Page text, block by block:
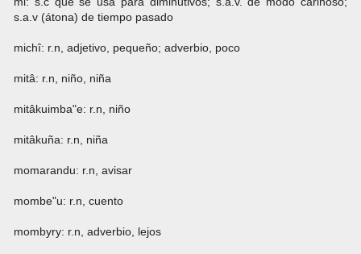
s.a.v (átona) de tiempo pasado
michî: r.n, adjetivo, pequeño; adverbio, poco
mitâ: r.n, niño, niña
mitâkuimba"e: r.n, niño
mitâkuña: r.n, niña
momarandu: r.n, avisar
mombe"u: r.n, cuento
mombyry: r.n, adverbio, lejos